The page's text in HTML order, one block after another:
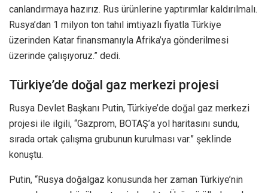
canlandırmaya hazırız. Rus ürünlerine yaptırımlar kaldırılmalı.
Rusya’dan 1 milyon ton tahıl imtiyazlı fiyatla Türkiye
üzerinden Katar finansmanıyla Afrika’ya gönderilmesi
üzerinde çalışıyoruz.” dedi.
Türkiye’de doğal gaz merkezi projesi
Rusya Devlet Başkanı Putin, Türkiye’de doğal gaz merkezi
projesi ile ilgili, “Gazprom, BOTAŞ’a yol haritasını sundu,
sırada ortak çalışma grubunun kurulması var.” şeklinde
konuştu.
Putin, “Rusya doğalgaz konusunda her zaman Türkiye’nin